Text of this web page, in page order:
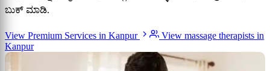
ಬುಕ್ ಮಾಡಿ.
View Premium Services in Kanpur
View massage therapists in
Kanpur